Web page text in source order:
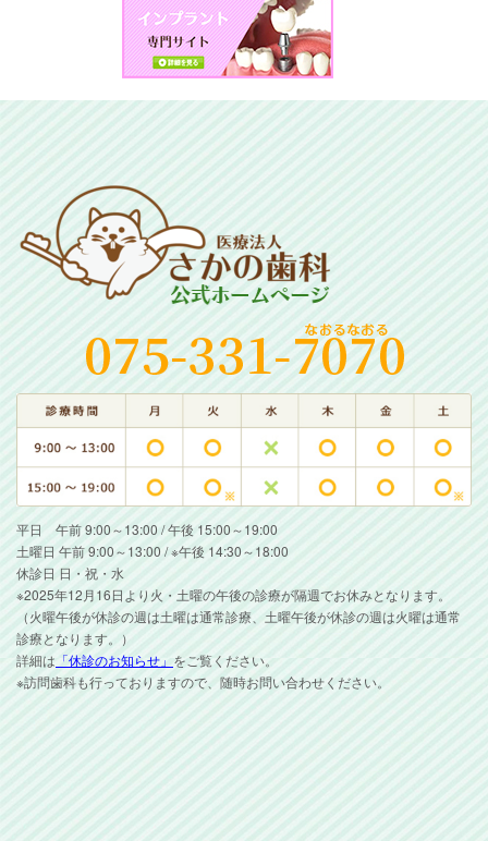
平日 午前 9:00～13:00 / 午後 15:00～19:00
土曜日 午前 9:00～13:00 / ※午後 14:30～18:00
休診日 日・祝・水
※2025年12月16日より火・土曜の午後の診療が隔週でお休みとなります。
（火曜午後が休診の週は土曜は通常診療、土曜午後が休診の週は火曜は通常
診療となります。）
詳細は 「休診のお知らせ」 をご覧ください。
※訪問歯科も行っておりますので、随時お問い合わせください。